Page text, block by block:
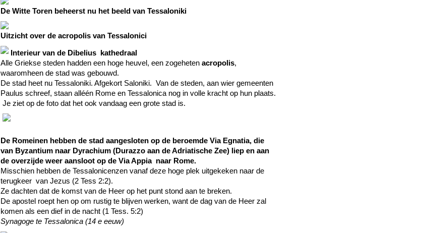
De Witte Toren beheerst nu het beeld van Tessaloniki
Uitzicht over de acropolis van Tessalonici
Interieur van de Dibelius kathedraal
Alle Griekse steden hadden een hoge heuvel, een zogeheten acropolis,
waaromheen de stad was gebouwd.
De stad heet nu Tessaloniki. Afgekort Saloniki. Van de steden, aan wier gemeenten
Paulus schreef, staan alléén Rome en Tessalonica nog in volle kracht op hun plaats.
Je ziet op de foto dat het ook vandaag een grote stad is.
De Romeinen hebben de stad aangesloten op de beroemde Via Egnatia, die
van Byzantium naar Dyrachium (Durazzo aan de Adriatische Zee) liep en aan
de overzijde weer aansloot op de Via Appia naar Rome.
Misschien hebben de Tessalonicenzen vanaf deze hoge plek uitgekeken naar de
terugkeer van Jezus (2 Tess 2:2).
Ze dachten dat de komst van de Heer op het punt stond aan te breken.
De apostel roept hen op om rustig te blijven werken, want de dag van de Heer zal
komen als een dief in de nacht (1 Tess. 5:2)
Synagoge te Tessalonica (14 e eeuw)